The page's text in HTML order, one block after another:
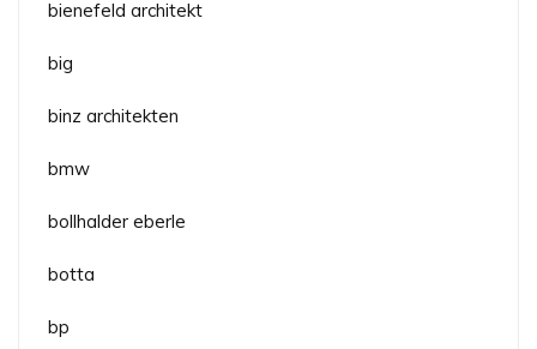
bienefeld architekt
big
binz architekten
bmw
bollhalder eberle
botta
bp